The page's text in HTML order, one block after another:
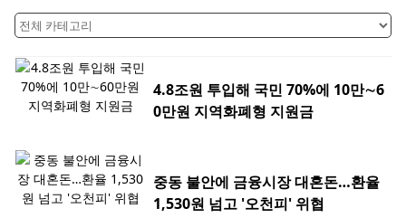
4.8조원 투입해 국민 70%에 10만∼6
0만원 지역화폐형 지원금
중동 불안에 금융시장 대혼돈…환율
1,530원 넘고 '오천피' 위협